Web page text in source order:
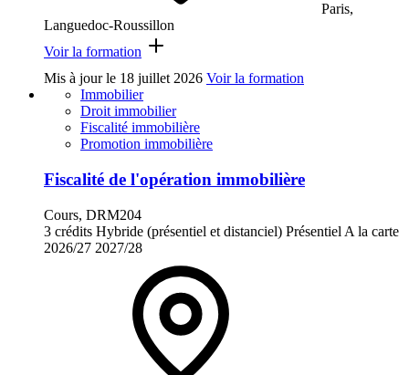
Paris,
Languedoc-Roussillon
Voir la formation
Mis à jour le 18 juillet 2026 Voir la formation
Immobilier
Droit immobilier
Fiscalité immobilière
Promotion immobilière
Fiscalité de l'opération immobilière
Cours, DRM204
3 crédits Hybride (présentiel et distanciel) Présentiel A la carte
2026/27 2027/28